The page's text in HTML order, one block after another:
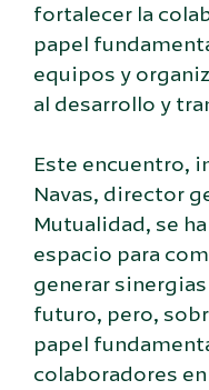
fortalecer la
papel
equipos y
al desarrollo y
Este encuentro,
Navas, director
Mutualidad, se
espacio para
generar
futuro, pero,
papel
colaboradores